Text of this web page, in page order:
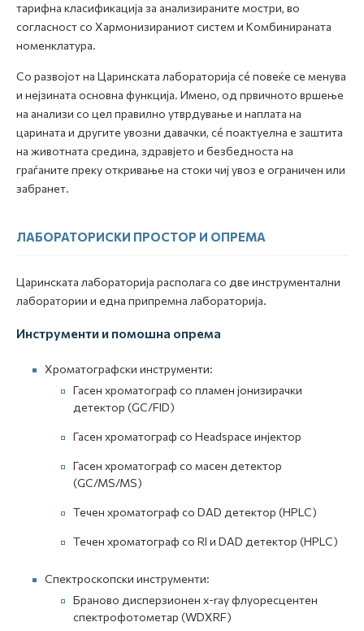
Медиа центар
Контакт
Е-Весник
тарифна класификација за анализираните мостри, во
согласност со Хармонизираниот систем и Комбинираната
номенклатура.
Со развојот на Царинската лабораторија сé повеќе се менува
и нејзината основна функција. Имено, од првичното вршење
на анализи со цел правилно утврдување и наплата на
царината и другите увозни давачки, сé поактуелна е заштита
на животната средина, здравјето и безбедноста на
граѓаните преку откривање на стоки чиј увоз е ограничен или
забранет.
ЛАБОРАТОРИСКИ ПРОСТОР И ОПРЕМА
Царинската лабораторија располага со две инструментални
лаборатории и една припремна лабораторија.
Инструменти и помошна опрема
Хроматографски инструменти:
Гасен хроматограф со пламен јонизирачки
детектор (GC/FID)
Гасен хроматограф со Headspace инјектор
Гасен хроматограф со масен детектор
(GC/MS/MS)
Течен хроматограф со DAD детектор (HPLC)
Течен хроматограф со RI и DAD детектор (HPLC)
Спектроскопски инструменти:
Браново дисперзионен x-ray флуоресцентен
спектрофотометар (WDXRF)